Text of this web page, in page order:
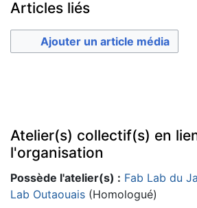
Articles liés
Ajouter un article média
Atelier(s) collectif(s) en
l'organisation
Possède l'atelier(s) : Fab Lab du
Lab Outaouais (Homologué)